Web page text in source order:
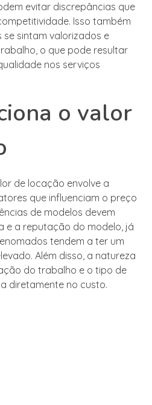
evitar discrepâncias que
Isso também
sintam valorizados e
o que pode resultar
nos serviços
o valor
de locação envolve a
que influenciam o preço
de modelos devem
e a reputação do modelo, já
tendem a ter um
Além disso, a natureza
do trabalho e o tipo de
diretamente no custo.